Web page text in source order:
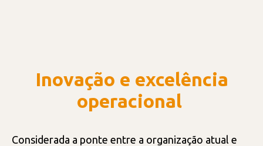
MÚLTIPLOS USOS DA MADEIRA
Inovação e excelência
operacional
Considerada a ponte entre a organização atual e